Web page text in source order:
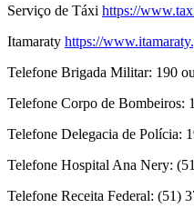
Serviço de Táxi https://
Itamaraty https://
Telefone Brigada Militar: 190
Telefone Corpo de Bombeiros:
Telefone Delegacia de Polícia:
Telefone Hospital Ana Nery:
Telefone Receita Federal: (51)